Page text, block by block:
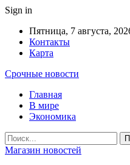
Sign in
Пятница, 7 августа,
Контакты
Карта
Срочные новости
Главная
В мире
Экономика
Магазин новостей